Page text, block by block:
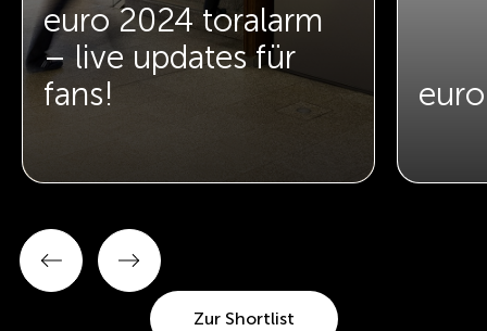
euro 2024 toralarm
– live updates für
fans!
Zur Shortlist